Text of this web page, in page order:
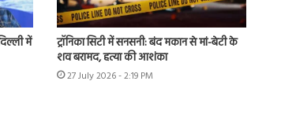
में
ट्रॉनिका सिटी में सनसनी: बंद मकान से मां-बेटी के
शव बरामद, हत्या की आशंका
27 July 2026 - 2:19 PM